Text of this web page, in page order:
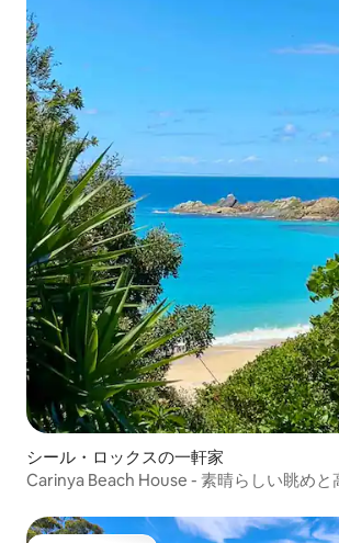
シール・ロックスの一軒家
Carinya Beach House - 素晴らしい眺めと